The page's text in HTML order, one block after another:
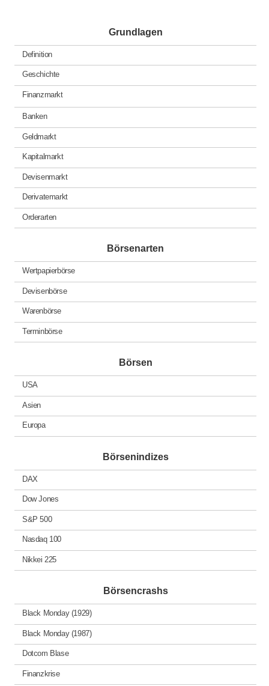
Grundlagen
Definition
Geschichte
Finanzmarkt
Banken
Geldmarkt
Kapitalmarkt
Devisenmarkt
Derivatemarkt
Orderarten
Börsenarten
Wertpapierbörse
Devisenbörse
Warenbörse
Terminbörse
Börsen
USA
Asien
Europa
Börsenindizes
DAX
Dow Jones
S&P 500
Nasdaq 100
Nikkei 225
Börsencrashs
Black Monday (1929)
Black Monday (1987)
Dotcom Blase
Finanzkrise